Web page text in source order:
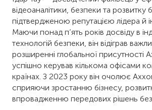
відеоаналітики, безпеки та розвитку
підтвердженою репутацією лідера й
Маючи понад п’ять років досвіду в
технологій безпеки, він відіграв
розширенні глобальної присутності
успішно керував кількома офісами
країнах. З 2023 року він очолює
сприяючи зростанню бізнесу,
впровадженню передових рішень